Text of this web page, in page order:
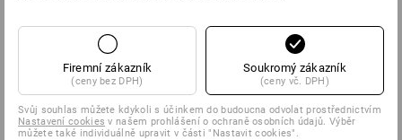
Firemní zákazník
(ceny bez DPH)
Soukromý zákazník
(ceny vč. DPH)
Svůj souhlas můžete kdykoli s účinkem do budoucna odvolat prostřednictvím
Nastavení cookies v našem prohlášení o ochraně osobních údajů. Výběr
můžete také individuálně upravit v části "Nastavit cookies".